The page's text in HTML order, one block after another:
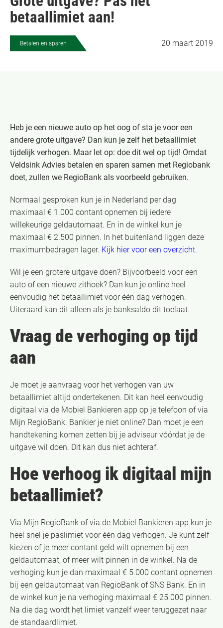
betaallimiet aan!
Betalen en sparen 20 maart 2019
Heb je een nieuwe auto op het oog of sta je voor een
andere grote uitgave? Dan kun je zelf het betaallimiet
tijdelijk verhogen. Maar let op: doe dit wel op tijd! Omdat
Veldsink Advies betalen en sparen samen met Regiobank
doet, zullen we RegioBank als voorbeeld gebruiken.
Normaal gesproken kun je in Nederland per dag
maximaal € 1.000 contant opnemen bij iedere
willekeurige geldautomaat. En in de winkel kun je
maximaal € 2.500 pinnen. In het buitenland liggen deze
maximumbedragen lager. Kijk hier voor een overzicht.
Wil je een grotere uitgave doen? Bijvoorbeeld voor een
auto of een nieuwe zithoek? Dan kun je online heel
eenvoudig het betaallimiet voor één dag verhogen.
Uiteraard kan dit alleen als je banksaldo dit toelaat.
Vraag de verhoging op tijd
aan
Je moet je aanvraag voor het verhogen van uw
betaallimiet altijd ondertekenen. Dit kan heel eenvoudig
digitaal via de Mobiel Bankieren app op je telefoon of via
Mijn RegioBank. Bankier je niet online? Dan moet je een
handtekening komen zetten bij je adviseur vóórdat je de
uitgave wil doen. Dit kan dus niet achteraf.
Hoe verhoog ik digitaal mijn
betaallimiet?
Via Mijn RegioBank of via de Mobiel Bankieren app kun je
heel snel je paslimiet voor één dag verhogen. Je kunt zelf
kiezen of je meer contant geld wilt opnemen bij een
geldautomaat, of meer wilt pinnen in de winkel. Na de
verhoging kun je dan maximaal € 5.000 contant opnemen
bij een geldautomaat van RegioBank of SNS Bank. En in
de winkel kun je na verhoging maximaal € 25.000 pinnen.
Na die dag wordt het limiet vanzelf weer teruggezet naar
de standaardlimiet.